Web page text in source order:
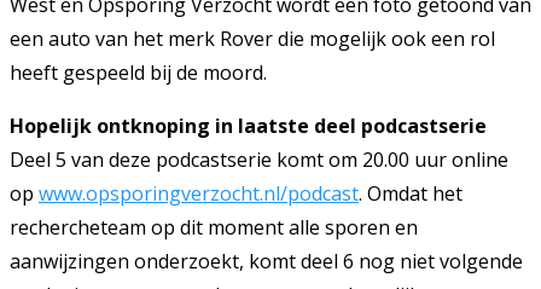
een auto van het merk Rover die mogelijk ook een rol
heeft gespeeld bij de moord.
Hopelijk ontknoping in laatste deel podcastserie
Deel 5 van deze podcastserie komt om 20.00 uur online
op www.opsporingverzocht.nl/podcast. Omdat het
rechercheteam op dit moment alle sporen en
aanwijzingen onderzoekt, komt deel 6 nog niet volgende